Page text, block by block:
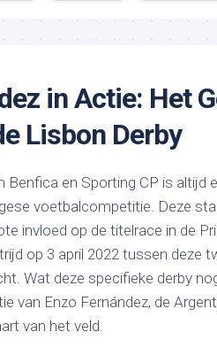
in Actie: Het
Lisbon Derby
Benfica en Sporting CP is altijd
voetbalcompetitie. Deze
invloed op de titelrace in de
op 3 april 2022 tussen deze
Wat deze specifieke derby
van Enzo Fernández, de
van het veld.